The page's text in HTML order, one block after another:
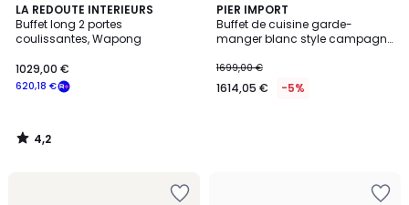
LA REDOUTE INTERIEURS
Buffet long 2 portes
coulissantes, Wapong
620,18 €
1029,00 €
4,2
/ 5
4,2
/
PIER IMPORT
Buffet de cuisine garde-
manger blanc style campagne
1699,00 €
1614,05 € -5%